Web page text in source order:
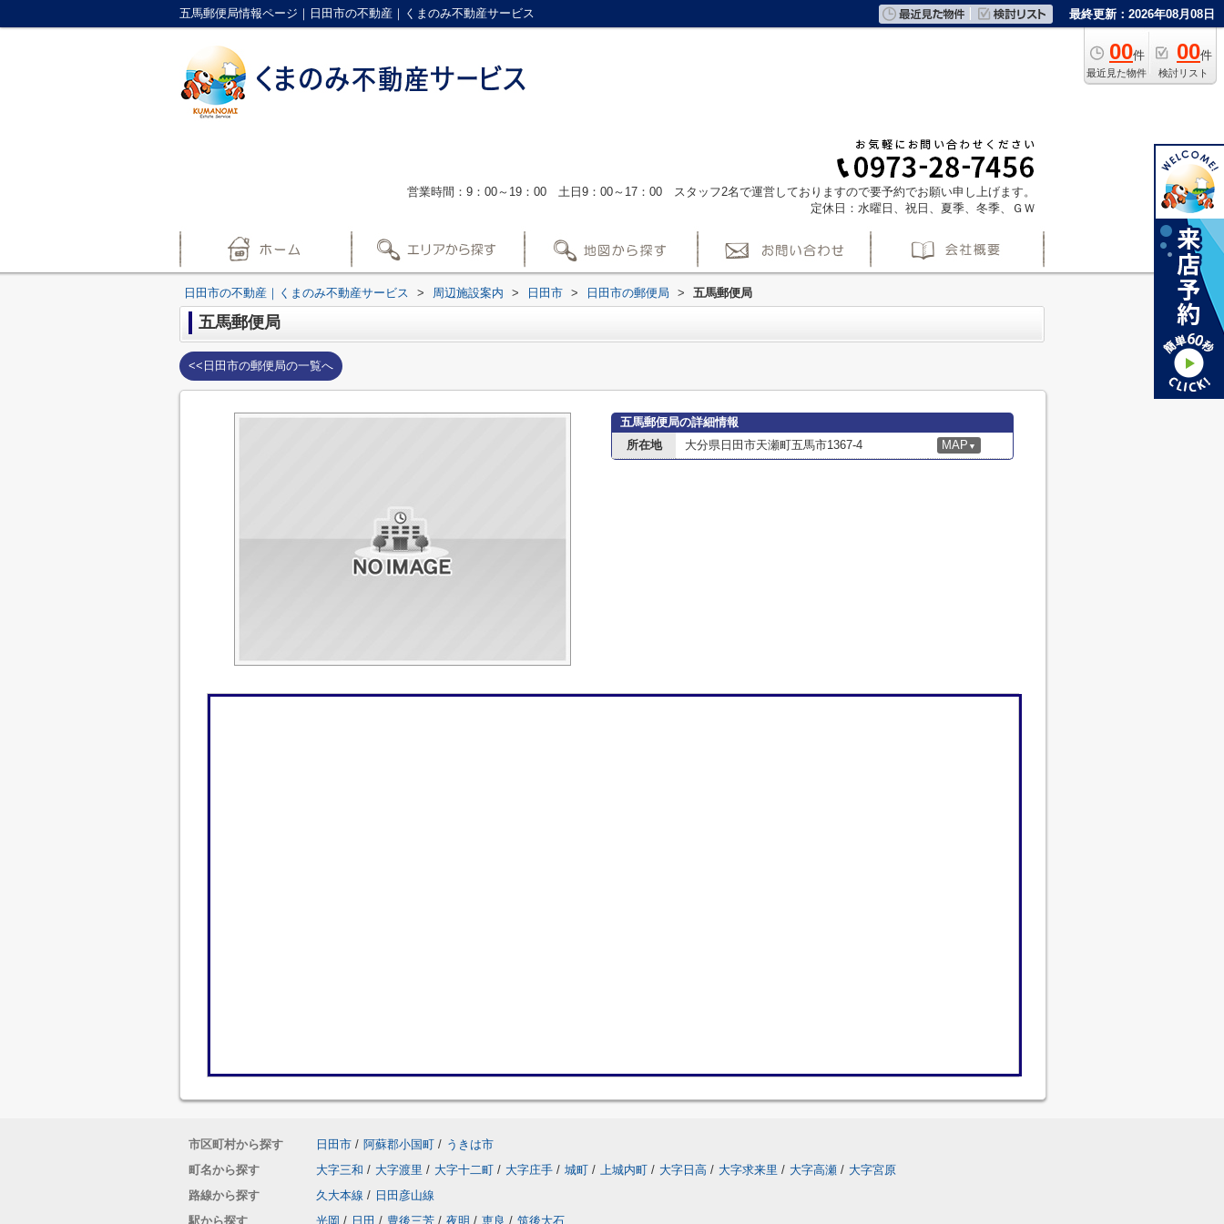
五馬郵便局情報ページ｜日田市の不動産｜くまのみ不動産サービス 最終更新：2026年08月08日
00件
最近見た物件
00件
検討リスト
営業時間：9：00～19：00 土日9：00～17：00 スタッフ2名で運営しておりますので要予約でお願い申し上げます。
定休日：水曜日、祝日、夏季、冬季、ＧＷ
日田市の不動産｜くまのみ不動産サービス > 周辺施設案内 > 日田市 > 日田市の郵便局 > 五馬郵便局
五馬郵便局
<<日田市の郵便局の一覧へ
五馬郵便局の詳細情報
所在地
大分県日田市天瀬町五馬市1367-4 MAP ▼
市区町村から探す 日田市 / 阿蘇郡小国町 / うきは市
町名から探す
大字三和 / 大字渡里 / 大字十二町 / 大字庄手 / 城町 / 上城内町 / 大字日高 / 大字求来里 / 大字高瀬 / 大字宮原
路線から探す
久大本線 / 日田彦山線
駅から探す
光岡 / 日田 / 豊後三芳 / 夜明 / 恵良 / 筑後大石